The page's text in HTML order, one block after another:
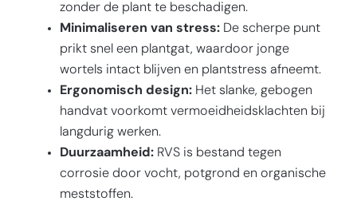
zonder de plant te beschadigen.
Minimaliseren van stress:De scherpe punt
prikt snel een plantgat, waardoor jonge
wortels intact blijven en plantstress afneemt.
Ergonomisch design:Het slanke, gebogen
handvat voorkomt vermoeidheidsklachten bij
langdurig werken.
Duurzaamheid:RVS is bestand tegen
corrosie door vocht, potgrond en organische
meststoffen.